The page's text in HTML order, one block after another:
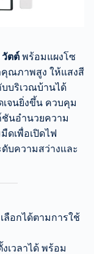
วัตต์ พร้อมแผงโซ
คุณภาพสูง ให้แสงสี
บริเวณบ้านได้
จนยิ่งขึ้น ควบคุม
ชันอำนวยความ
ดเพื่อเปิดไฟ
บความสว่างและ
ลือกได้ตามการใช้
เวลาได้ พร้อม